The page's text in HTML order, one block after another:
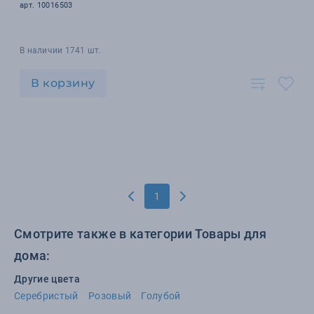
арт. 10016503
В наличии 1741 шт.
В корзину
1
Смотрите также в категории Товары для
дома:
Другие цвета
Серебристый
Розовый Голубой